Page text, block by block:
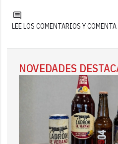
LEE LOS COMENTARIOS Y
NOVEDADES